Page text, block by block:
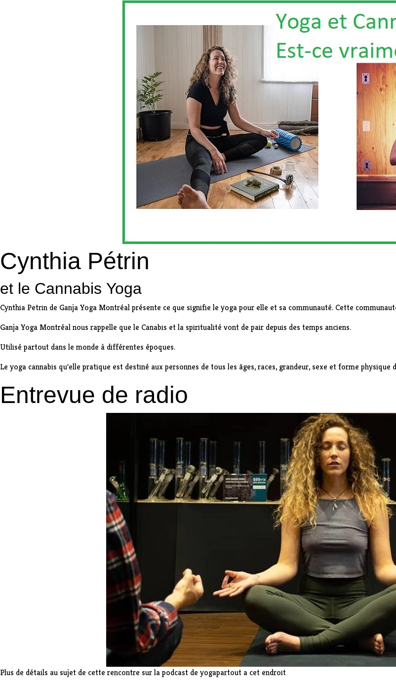
Cynthia Pétrin
et le Cannabis Yoga
Cynthia Petrin de Ganja Yoga Montréal présente ce que signifie le yoga pour elle et sa communauté. Cette
Ganja Yoga Montréal nous rappelle que le Canabis et la spiritualité vont de pair depuis des temps anciens.
Utilisé partout dans le monde à différentes époques.
Le yoga cannabis qu'elle pratique est destiné aux personnes de tous les âges, races, grandeur, sexe et forme
Entrevue de radio
Plus de détails au sujet de cette rencontre sur lapodcast de yogapartout a cet endroit